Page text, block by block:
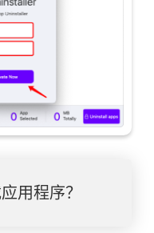
用程序？